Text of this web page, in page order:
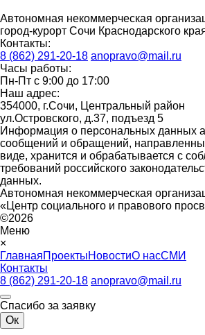
Автономная некоммерческая
город-курорт Сочи Краснодарского
Контакты:
8 (862) 291-20-18 anopravo@mail.ru
Часы работы:
Пн-Пт с 9:00 до 17:00
Наш адрес:
354000, г.Сочи, Центральный район
ул.Островского, д.37, подъезд 5
Информация о персональных данных
сообщений и обращений,
виде, хранится и обрабатывается с
требований российского
данных.
Автономная некоммерческая
«Центр социального и правового
©2026
Меню
×
ГлавнаяПроектыНовостиО насСМИ
Контакты
8 (862) 291-20-18 anopravo@mail.ru
Спасибо за заявку
Ок